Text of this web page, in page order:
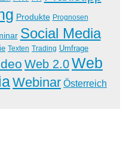
Produkte Prognosen
Social Media
Texten Trading Umfrage
Web 2.0Web
Webinar Österreich